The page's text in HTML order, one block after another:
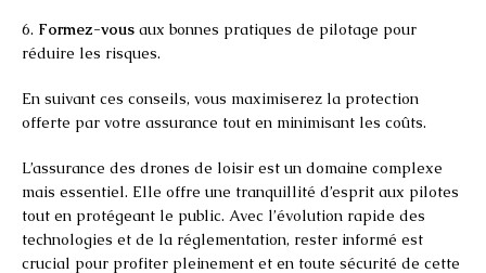
6. Formez-vous aux bonnes pratiques de pilotage pour
réduire les risques.
En suivant ces conseils, vous maximiserez la protection
offerte par votre assurance tout en minimisant les coûts.
L’assurance des drones de loisir est un domaine complexe
mais essentiel. Elle offre une tranquillité d’esprit aux pilotes
tout en protégeant le public. Avec l’évolution rapide des
technologies et de la réglementation, rester informé est
crucial pour profiter pleinement et en toute sécurité de cette